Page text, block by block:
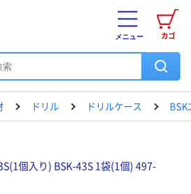
カゴ
メニュー
ドリル ドリルケース BSK
個入り) BSK-43S 1袋(1個) 497-